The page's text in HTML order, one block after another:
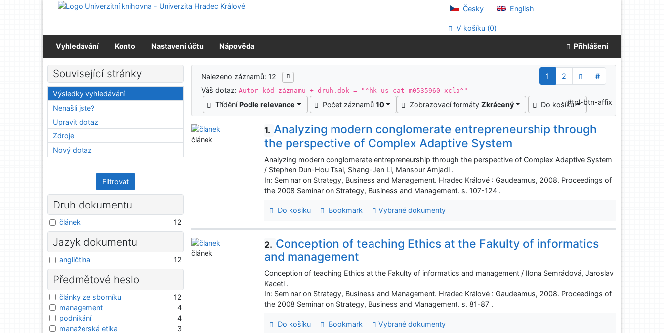
Přejít na obsah
Česky English
V košíku (0)
Vyhledávání Konto Nastavení účtu Nápověda Přihlášení
Výsledky vyhledávání
Nalezeno záznamů: 12 1 2
#
Váš dotaz:Autor-kód záznamu + druh.dok = "^hk_us_cat m0535960 xcla^"
Třídění Podle relevance Počet záznamů 10 Zobrazovací formáty Zkrácený Do košíku#tpl-btn-affix
1. Analyzing modern conglomerate entrepreneurship through
the perspective of Complex Adaptive System
Analyzing modern conglomerate entrepreneurship through the perspective of Complex Adaptive System
/ Stephen Dun-Hou Tsai, Shang-Jen Li, Mansour Amjadi .
In: Seminar on Strategy, Business and Management. Hradec Králové : Gaudeamus, 2008. Proceedings of
the 2008 Seminar on Strategy, Business and Management. s. 107-124 .
Do košíku Bookmark Vybrané dokumenty
článek
2. Conception of teaching Ethics at the Fakulty of informatics
and management
Conception of teaching Ethics at the Fakulty of informatics and management / Ilona Semrádová, Jaroslav
Kacetl .
In: Seminar on Strategy, Business and Management. Hradec Králové : Gaudeamus, 2008. Proceedings of
the 2008 Seminar on Strategy, Business and Management. s. 81-87 .
Do košíku Bookmark Vybrané dokumenty
článek
Související stránky
Výsledky vyhledávání
Nenašli jste?
Upravit dotaz
Zdroje
Nový dotaz
Filtrovat
Druh dokumentu
článek 12
Jazyk dokumentu
angličtina 12
Předmětové heslo
články ze sborníku
12
management
4
podnikání
4
manažerská etika
3